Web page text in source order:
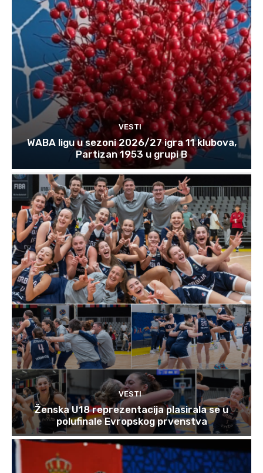
VESTI
WABA ligu u sezoni 2026/27 igra 11 klubova,
Partizan 1953 u grupi B
VESTI
Ženska U18 reprezentacija plasirala se u
polufinale Evropskog prvenstva